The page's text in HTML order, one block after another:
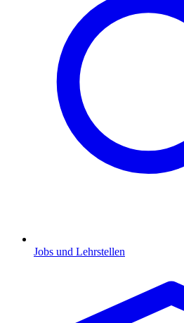
Jobs und Lehrstellen